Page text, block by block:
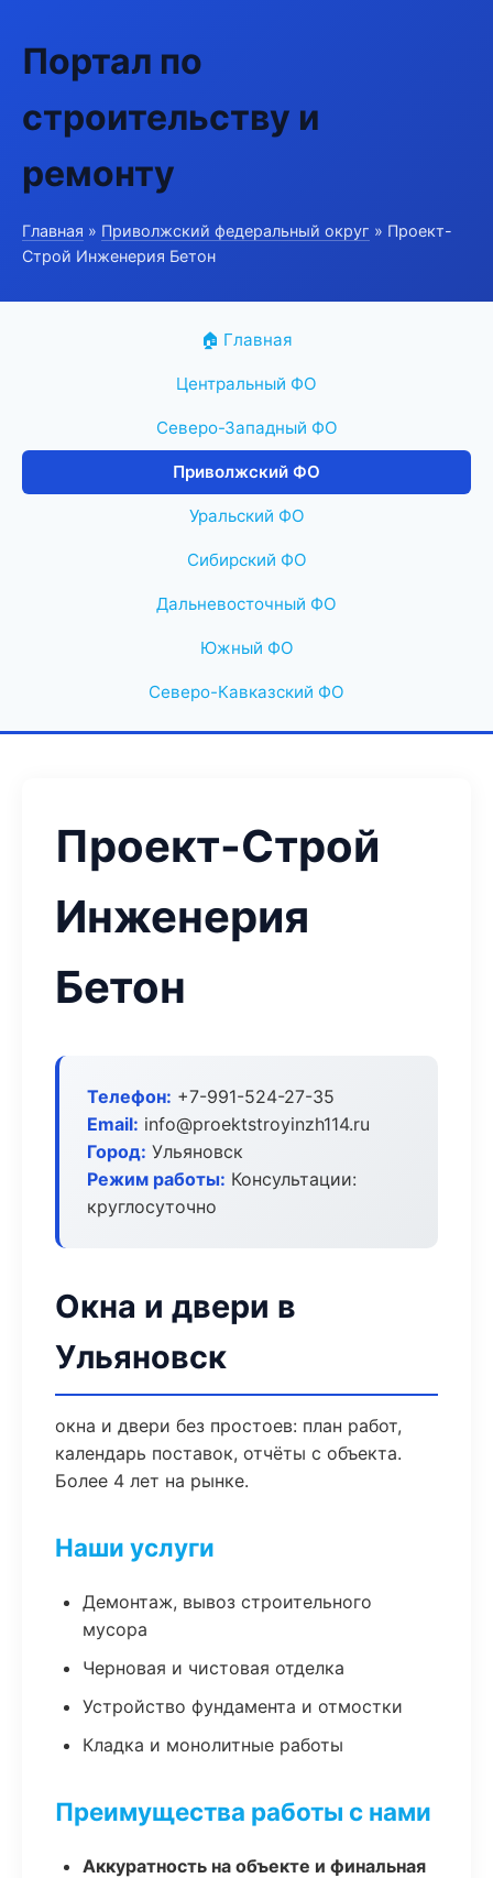
Портал по
строительству и
ремонту
Главная » Приволжский федеральный округ » Проект-
Строй Инженерия Бетон
🏠 Главная
Центральный ФО
Северо-Западный ФО
Приволжский ФО
Уральский ФО
Сибирский ФО
Дальневосточный ФО
Южный ФО
Северо-Кавказский ФО
Проект-Строй
Инженерия
Бетон
Телефон: +7-991-524-27-35
Email: info@proektstroyinzh114.ru
Город: Ульяновск
Режим работы: Консультации:
круглосуточно
Окна и двери в
Ульяновск
окна и двери без простоев: план работ,
календарь поставок, отчёты с объекта.
Более 4 лет на рынке.
Наши услуги
Демонтаж, вывоз строительного
мусора
Черновая и чистовая отделка
Устройство фундамента и отмостки
Кладка и монолитные работы
Преимущества работы с нами
Аккуратность на объекте и финальная